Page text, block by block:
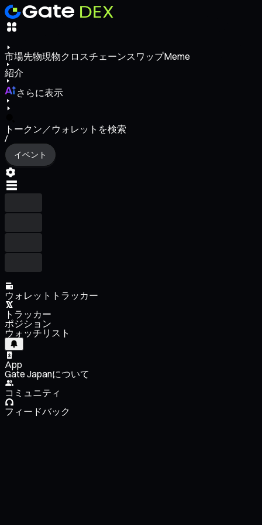
市場先物現物クロスチェーンスワップMeme
紹介
さらに表示
トークン／ウォレットを検索
/
イベント
ウォレットトラッカー
トラッカー
ポジション
ウォッチリスト
App
Gate Japanについて
コミュニティ
フィードバック